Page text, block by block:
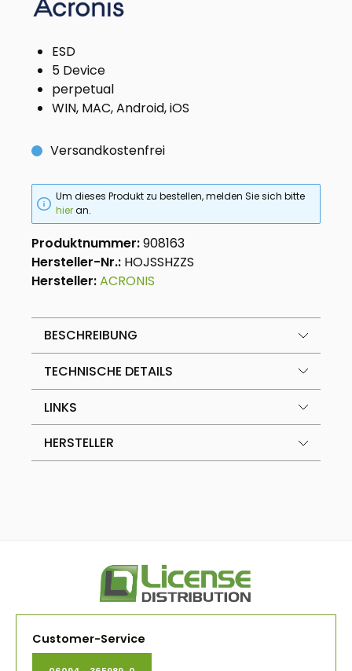
ESD
5 Device
perpetual
WIN, MAC, Android, iOS
Versandkostenfrei
Um dieses Produkt zu bestellen, melden Sie sich bitte
hieran.
Produktnummer:908163
Hersteller-Nr.: HOJSSHZZS
Hersteller:ACRONIS
BESCHREIBUNG
TECHNISCHE DETAILS
LINKS
HERSTELLER
Customer-Service